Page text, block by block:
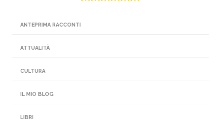
ANTEPRIMA RACCONTI
ATTUALITÀ
CULTURA
IL MIO BLOG
LIBRI